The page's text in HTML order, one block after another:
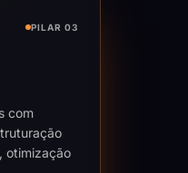
PILAR 03
com
otimização